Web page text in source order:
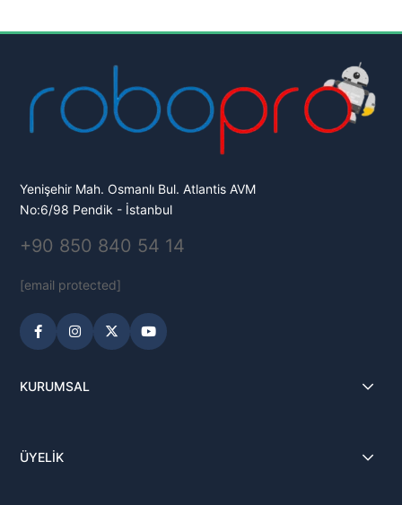
Yenişehir Mah. Osmanlı Bul. Atlantis AVM
No:6/98 Pendik - İstanbul
+90 850 840 54 14
[email protected]
KURUMSAL
ÜYELİK